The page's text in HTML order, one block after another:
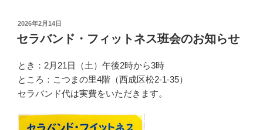
投
稿
日:
2026年2月14日
セラバンド・フィットネス班会のお知らせ
とき：2月21日（土）午後2時から3時
ところ：こつまの里4階（西成区松2-1-35）
セラバンド代は実費をいただきます。